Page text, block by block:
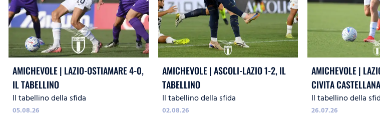
AMICHEVOLE | LAZIO-OSTIAMARE 4-0,
IL TABELLINO
Il tabellino della sfida
05.08.26
AMICHEVOLE | ASCOLI-LAZIO 1-2, IL
TABELLINO
Il tabellino della sfida
02.08.26
AMICHEVOLE |
CIVITA
TABELLINO
Il tabellino della
26.07.26